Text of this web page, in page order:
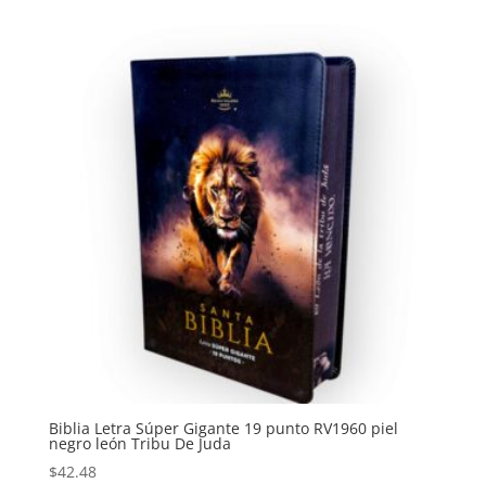
Biblia Letra Súper Gigante 19 punto RV1960 piel
negro león Tribu De Juda
$42.48